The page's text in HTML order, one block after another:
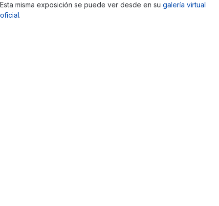
Esta misma exposición se puede ver desde en su galería virtual
oficial.